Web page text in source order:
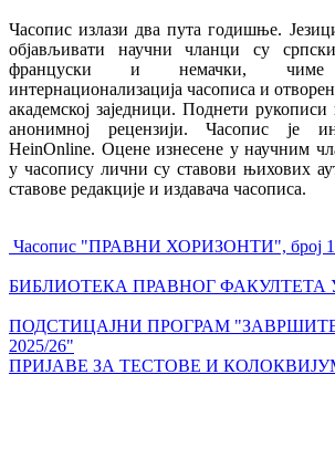
Часопис излази два пута годишње.
објављивати научни чланци су
француски и немачки,
интернационализација часописа и
академској заједници. Поднети рукописи
анонимној рецензији. Часопис је
HeinOnline. Оцене изнесене у научним
у часопису лични су ставови њихових
ставове редакције и издавача часописа.
Часопис "ПРАВНИ ХОРИЗОНТИ", број
БИБЛИОТЕКА ПРАВНОГ
ПОДСТИЦАЈНИ ПРОГРАМ
2025/26"
ПРИЈАВЕ ЗА ТЕСТОВЕ И